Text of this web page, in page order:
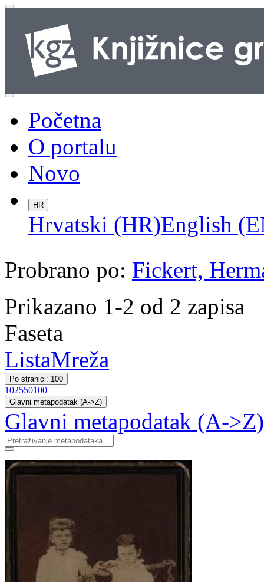
Početna
O portalu
Novo
HR
Hrvatski (HR)English
Probrano po: Fickert,
Prikazano 1-2 od 2 zapisa
Faseta
ListaMreža
Po stranici: 100
102550100
Glavni metapodatak (A->Z)
Glavni metapodatak (A->Z)